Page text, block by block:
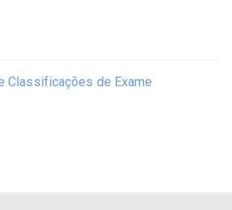
Classificações de Exame